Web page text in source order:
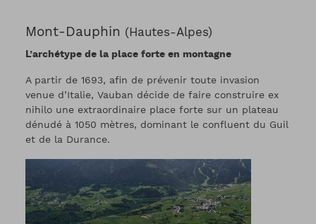
Mont-Dauphin (Hautes-Alpes)
L’archétype de la place forte en montagne
A partir de 1693, afin de prévenir toute invasion
venue d’Italie, Vauban décide de faire construire ex
nihilo une extraordinaire place forte sur un plateau
dénudé à 1050 mètres, dominant le confluent du Guil
et de la Durance.